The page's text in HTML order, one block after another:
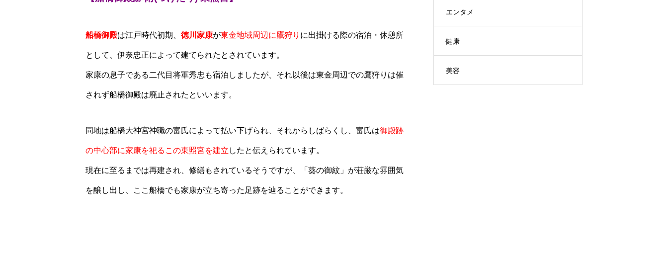
船橋御殿は江戸時代初期、 徳川家康が東金地域周辺に鷹狩り に出掛ける際の宿泊・休憩所
として、伊奈忠正によって建てられたとされています。
家康の息子である二代目将軍秀忠も宿泊しましたが、それ以後は東金周辺での鷹狩りは催
されず船橋御殿は廃止されたといいます。
同地は船橋大神宮神職の富氏によって払い下げられ、それからしばらくし、富氏は御殿跡
の中心部に家康を祀るこの東照宮を建立 したと伝えられています。
現在に至るまでは再建され、修繕もされているそうですが、「葵の御紋」が荘厳な雰囲気
を醸し出し、ここ船橋でも家康が立ち寄った足跡を辿ることができます。
エンタメ
健康
美容